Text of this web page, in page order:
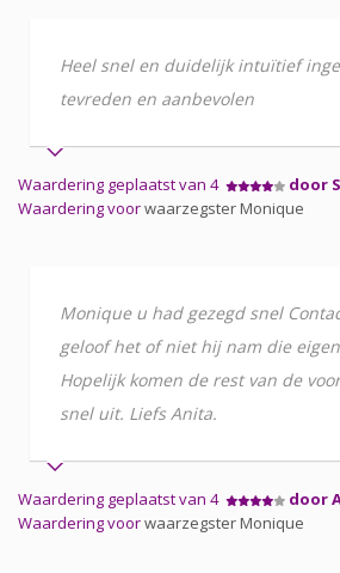
Heel snel en duidelijk intuïtief
tevreden en aanbevolen
Waardering geplaatst van 4
door
Waardering voorwaarzegster Monique
Monique u had gezegd snel
geloof het of niet hij nam die
Hopelijk komen de rest van de
snel uit. Liefs Anita.
Waardering geplaatst van 4 door
Waardering voorwaarzegster Monique